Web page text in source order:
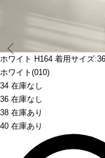
ホワイト H164 着用サイズ:36
ホワイト(010)
34 在庫なし
36 在庫なし
38 在庫あり
40 在庫あり
Prev